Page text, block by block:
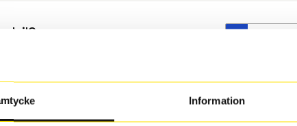
Information
bil?
se om det däck du valt passar din
skall sättas på dina befintliga fälgar,
däck och fälg har samma
ha bytts ut under årens lopp och inte